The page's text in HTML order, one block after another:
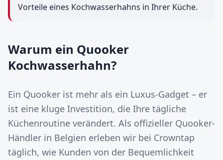
Vorteile eines Kochwasserhahns in Ihrer Küche.
Warum ein Quooker
Kochwasserhahn?
Ein Quooker ist mehr als ein Luxus-Gadget – er
ist eine kluge Investition, die Ihre tägliche
Küchenroutine verändert. Als offizieller Quooker-
Händler in Belgien erleben wir bei Crowntap
täglich, wie Kunden von der Bequemlichkeit